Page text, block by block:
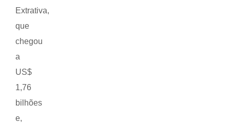
Extrativa,
que
chegou
a
US$
1,76
bilhões
e,